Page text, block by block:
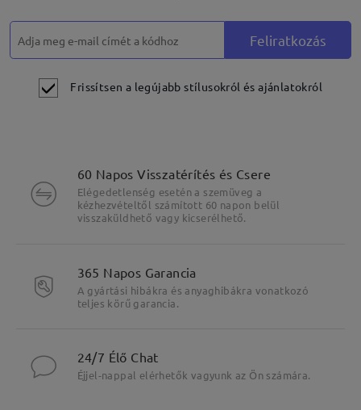
Feliratkozás
Frissítsen a legújabb stílusokról és ajánlatokról
60 Napos Visszatérítés és Csere
Elégedetlenség esetén a szemüveg a
kézhezvételtől számított 60 napon belül
visszaküldhető vagy kicserélhető.
365 Napos Garancia
A gyártási hibákra és anyaghibákra vonatkozó
teljes körű garancia.
24/7 Élő Chat
Éjjel-nappal elérhetők vagyunk az Ön számára.